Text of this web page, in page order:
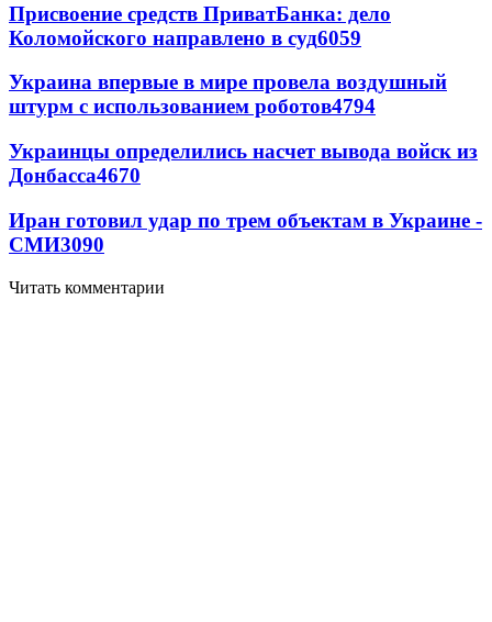
Присвоение средств ПриватБанка: дело
Коломойского направлено в суд6059
Украина впервые в мире провела воздушный
штурм с использованием роботов4794
Украинцы определились насчет вывода войск из
Донбасса4670
Иран готовил удар по трем объектам в Украине -
СМИ3090
Читать комментарии